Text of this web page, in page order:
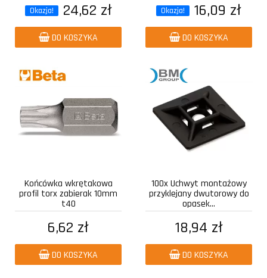
Okazja! 24,62 zł
DO KOSZYKA
Okazja! 16,09 zł
DO KOSZYKA
Końcówka wkrętakowa
profil torx zabierak 10mm
t40
6,62 zł
DO KOSZYKA
100x Uchwyt montażowy
przyklejany dwutorowy do
opasek...
18,94 zł
DO KOSZYKA